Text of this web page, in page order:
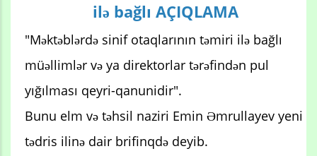
ilə bağlı AÇIQLAMA
"Məktəblərdə sinif otaqlarının təmiri ilə bağlı
müəllimlər və ya direktorlar tərəfindən pul
yığılması qeyri-qanunidir".
Bunu elm və təhsil naziri Emin Əmrullayev yeni
tədris ilinə dair brifinqdə deyib.